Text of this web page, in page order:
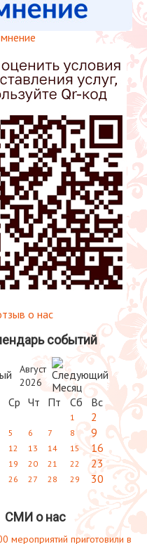
о нас
событий
Август
2026
Ср Чт Пт Сб Вс
1 2
5 6 7 8 9
12 13 14 15 16
19 20 21 22 23
26 27 28 29 30
СМИ о нас
мероприятий приготовили в